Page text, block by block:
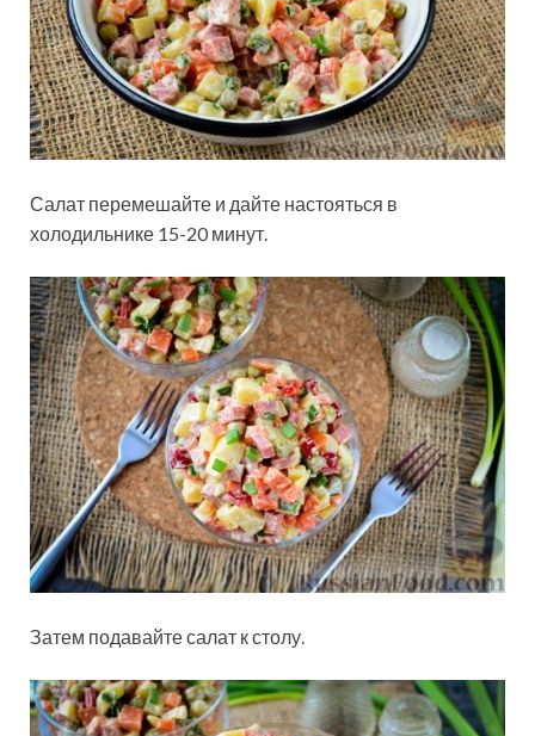
Салат перемешайте и дайте настояться в
холодильнике 15-20 минут.
Затем подавайте салат к столу.